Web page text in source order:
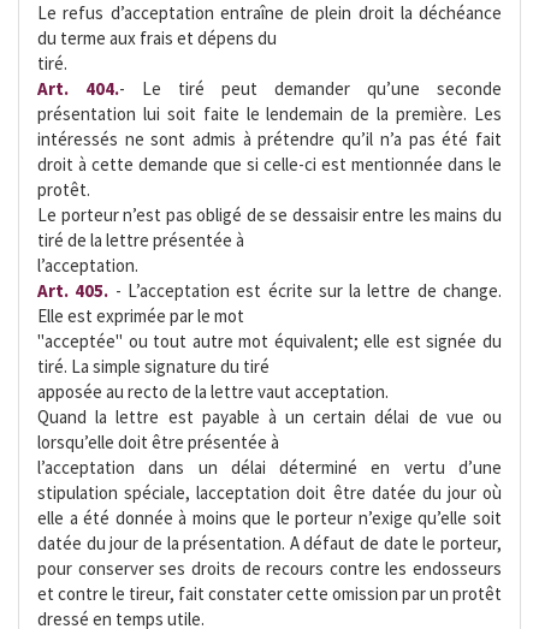
Le refus d’acceptation entraîne de plein droit la déchéance
du terme aux frais et dépens du
tiré.
Art. 404.- Le tiré peut demander qu’une seconde
présentation lui soit faite le lendemain de la première. Les
intéressés ne sont admis à prétendre qu’il n’a pas été fait
droit à cette demande que si celle-ci est mentionnée dans le
protêt.
Le porteur n’est pas obligé de se dessaisir entre les mains du
tiré de la lettre présentée à
l’acceptation.
Art. 405. - L’acceptation est écrite sur la lettre de change.
Elle est exprimée par le mot
"acceptée" ou tout autre mot équivalent; elle est signée du
tiré. La simple signature du tiré
apposée au recto de la lettre vaut acceptation.
Quand la lettre est payable à un certain délai de vue ou
lorsqu’elle doit être présentée à
l’acceptation dans un délai déterminé en vertu d’une
stipulation spéciale, lacceptation doit être datée du jour où
elle a été donnée à moins que le porteur n’exige qu’elle soit
datée du jour de la présentation. A défaut de date le porteur,
pour conserver ses droits de recours contre les endosseurs
et contre le tireur, fait constater cette omission par un protêt
dressé en temps utile.